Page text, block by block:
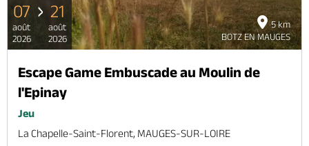
5 km
BOTZ EN MAUGES
07
août
2026
21
août
2026
Escape Game Embuscade au Moulin de
l'Epinay
Jeu
La Chapelle-Saint-Florent, MAUGES-SUR-LOIRE